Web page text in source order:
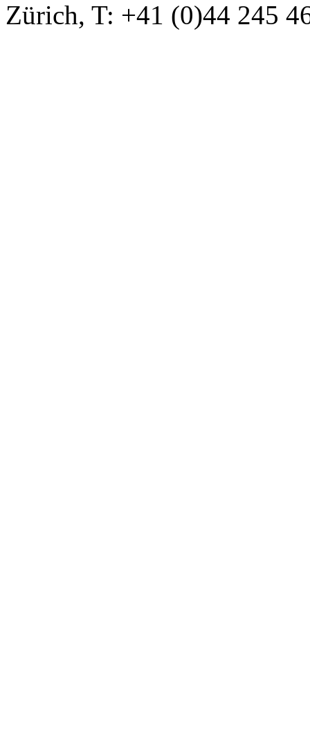
Zürich, T: +41 (0)44 245